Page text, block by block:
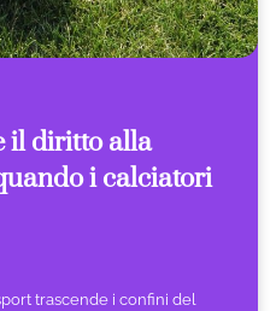
il diritto alla
i calciatori
trascende i confini del